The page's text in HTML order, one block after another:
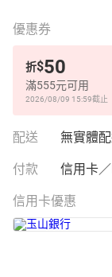
優惠券
折$50
滿555元可用
2026/08/09 15:59截止
配送 無實體
付款 信用卡
信用卡優惠